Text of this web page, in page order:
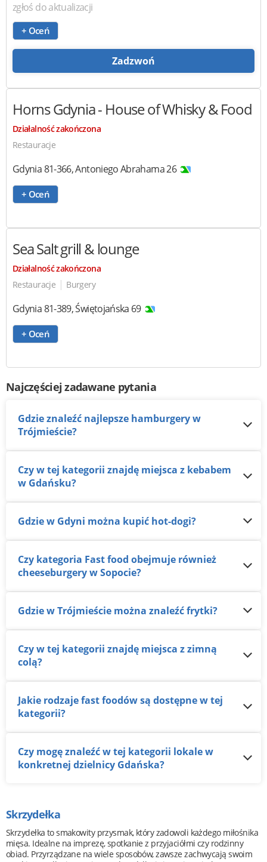
zgłoś do aktualizacji
+ Oceń
Zadzwoń
Horns Gdynia- House of Whisky & Food
Działalność zakończona
Restauracje
Gdynia81-366,Antoniego Abrahama 26
+ Oceń
Sea Salt grill & lounge
Działalność zakończona
Restauracje | Burgery
Gdynia81-389,Świętojańska 69
+ Oceń
Najczęściej zadawane pytania
Gdzie znaleźć najlepsze hamburgery w
Trójmieście?
Czy w tej kategorii znajdę miejsca z kebabem
w Gdańsku?
Gdzie w Gdyni można kupić hot-dogi?
Czy kategoria Fast food obejmuje również
cheeseburgery w Sopocie?
Gdzie w Trójmieście można znaleźć frytki?
Czy w tej kategorii znajdę miejsca z zimną
colą?
Jakie rodzaje fast foodów są dostępne w tej
kategorii?
Czy mogę znaleźć w tej kategorii lokale w
konkretnej dzielnicy Gdańska?
Skrzydełka
Skrzydełka to smakowity przysmak, który zadowoli każdego miłośnika
mięsa. Idealne na imprezę, spotkanie z przyjaciółmi czy rodzinny
obiad. Przyrządzane na wiele sposobów, zawsze zachwycają swoim